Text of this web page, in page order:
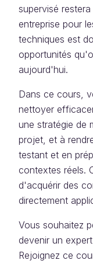
supervisé
entreprise pour
techniques est
opportunités
aujourd'hui.
Dans ce cours,
nettoyer
une stratégie de
projet, et à
testant et en
contextes réels.
d'acquérir des
directement
Vous souhaitez
devenir un
Rejoignez ce